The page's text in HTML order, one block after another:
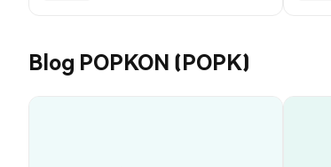
Blog POPKON (POPK)